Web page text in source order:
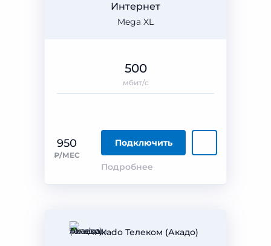
Mega XL
Интернет
950
₽/МЕС
Подключить
Подробнее
500
мбит/с
Akado Телеком (Акадо)